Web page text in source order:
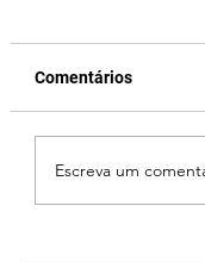
Fechamento
Quinca
rotina de
Comentários
Escreva um